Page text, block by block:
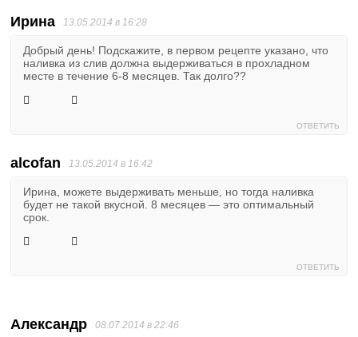
Ирина 13.05.2014 в 16:28
Добрый день! Подскажите, в первом рецепте указано, что
наливка из слив должна выдерживаться в прохладном
месте в течение 6-8 месяцев. Так долго??
ОТВЕТИТЬ
alcofan 13.05.2014 в 16:42
Ирина, можете выдерживать меньше, но тогда наливка
будет не такой вкусной. 8 месяцев — это оптимальный
срок.
ОТВЕТИТЬ
Александр 08.07.2014 в 22:46